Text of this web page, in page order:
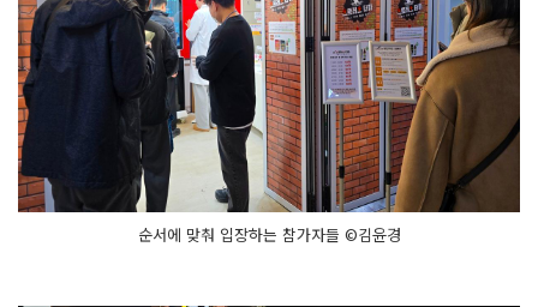
순서에 맞춰 입장하는 참가자들 ©김윤경